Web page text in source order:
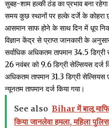
सुबह-शाम हल्की ठंड का प्रभाव बना
समय कुछ स्थानों पर हल्के दर्जे के
आसमान साफ होने के साथ दिन में धूप
विज्ञान केंद्र से प्राप्त जानकारी के
सर्वाधिक अधिकतम तापमान 34.5
26 नवंबर को 9.6 डिग्री सेल्सियस दर्ज
अधिकतम तापमान 31.3 डिग्री
न्यूनतम तापमान दर्ज किया गया।
See also Bihar में बालू
किया जानलेवा हमला, महिला